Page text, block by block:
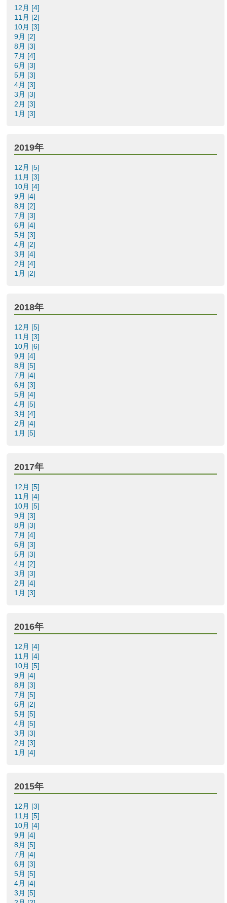
12月 [4]
11月 [2]
10月 [3]
9月 [2]
8月 [3]
7月 [4]
6月 [3]
5月 [3]
4月 [3]
3月 [3]
2月 [3]
1月 [3]
2019年
12月 [5]
11月 [3]
10月 [4]
9月 [4]
8月 [2]
7月 [3]
6月 [4]
5月 [3]
4月 [2]
3月 [4]
2月 [4]
1月 [2]
2018年
12月 [5]
11月 [3]
10月 [6]
9月 [4]
8月 [5]
7月 [4]
6月 [3]
5月 [4]
4月 [5]
3月 [4]
2月 [4]
1月 [5]
2017年
12月 [5]
11月 [4]
10月 [5]
9月 [3]
8月 [3]
7月 [4]
6月 [3]
5月 [3]
4月 [2]
3月 [3]
2月 [4]
1月 [3]
2016年
12月 [4]
11月 [4]
10月 [5]
9月 [4]
8月 [3]
7月 [5]
6月 [2]
5月 [5]
4月 [5]
3月 [3]
2月 [3]
1月 [4]
2015年
12月 [3]
11月 [5]
10月 [4]
9月 [4]
8月 [5]
7月 [4]
6月 [3]
5月 [5]
4月 [4]
3月 [5]